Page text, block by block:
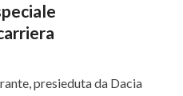
presieduta da Dacia